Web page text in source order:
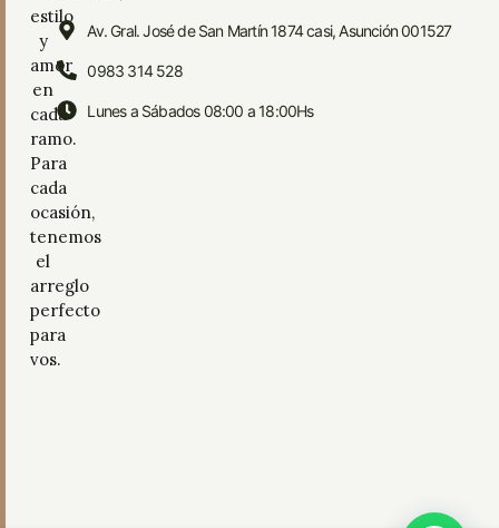
estilo
y
amor
en
cada
ramo.
Para
cada
ocasión,
tenemos
el
arreglo
perfecto
para
vos.
Av. Gral. José de San Martín 1874 casi, Asunción 001527
0983 314 528
Lunes a Sábados 08:00 a 18:00Hs